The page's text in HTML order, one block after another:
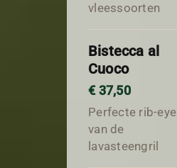
vleessoorten
Bistecca al
Cuoco
€ 37,50
Perfecte rib-eye
van de
lavasteengril